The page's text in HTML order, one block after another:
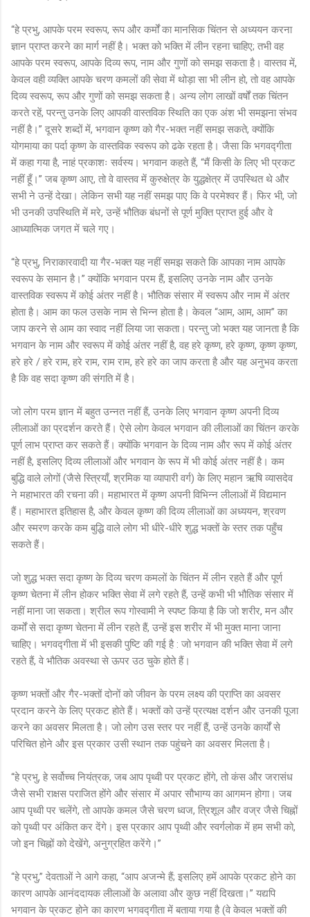
“हे प्रभु, आपके परम स्वरूप, रूप और कर्मों का मानसिक चिंतन से अध्ययन करना
ज्ञान प्राप्त करने का मार्ग नहीं है। भक्त को भक्ति में लीन रहना चाहिए; तभी वह
आपके परम स्वरूप, आपके दिव्य रूप, नाम और गुणों को समझ सकता है। वास्तव में,
केवल वही व्यक्ति आपके चरण कमलों की सेवा में थोड़ा सा भी लीन हो, तो वह आपके
दिव्य स्वरूप, रूप और गुणों को समझ सकता है। अन्य लोग लाखों वर्षों तक चिंतन
करते रहें, परन्तु उनके लिए आपकी वास्तविक स्थिति का एक अंश भी समझना संभव
नहीं है।” दूसरे शब्दों में, भगवान कृष्ण को गैर-भक्त नहीं समझ सकते, क्योंकि
योगमाया का पर्दा कृष्ण के वास्तविक स्वरूप को ढके रहता है। जैसा कि भगवद्गीता
में कहा गया है, नाहं प्रकाशः सर्वस्य। भगवान कहते हैं, “मैं किसी के लिए भी प्रकट
नहीं हूँ।” जब कृष्ण आए, तो वे वास्तव में कुरुक्षेत्र के युद्धक्षेत्र में उपस्थित थे और
सभी ने उन्हें देखा। लेकिन सभी यह नहीं समझ पाए कि वे परमेश्वर हैं। फिर भी, जो
भी उनकी उपस्थिति में मरे, उन्हें भौतिक बंधनों से पूर्ण मुक्ति प्राप्त हुई और वे
आध्यात्मिक जगत में चले गए।
“हे प्रभु, निराकारवादी या गैर-भक्त यह नहीं समझ सकते कि आपका नाम आपके
स्वरूप के समान है।” क्योंकि भगवान परम हैं, इसलिए उनके नाम और उनके
वास्तविक स्वरूप में कोई अंतर नहीं है। भौतिक संसार में स्वरूप और नाम में अंतर
होता है। आम का फल उसके नाम से भिन्न होता है। केवल “आम, आम, आम” का
जाप करने से आम का स्वाद नहीं लिया जा सकता। परन्तु जो भक्त यह जानता है कि
भगवान के नाम और स्वरूप में कोई अंतर नहीं है, वह हरे कृष्ण, हरे कृष्ण, कृष्ण कृष्ण,
हरे हरे / हरे राम, हरे राम, राम राम, हरे हरे का जाप करता है और यह अनुभव करता
है कि वह सदा कृष्ण की संगति में है।
जो लोग परम ज्ञान में बहुत उन्नत नहीं हैं, उनके लिए भगवान कृष्ण अपनी दिव्य
लीलाओं का प्रदर्शन करते हैं। ऐसे लोग केवल भगवान की लीलाओं का चिंतन करके
पूर्ण लाभ प्राप्त कर सकते हैं। क्योंकि भगवान के दिव्य नाम और रूप में कोई अंतर
नहीं है, इसलिए दिव्य लीलाओं और भगवान के रूप में भी कोई अंतर नहीं है। कम
बुद्धि वाले लोगों (जैसे स्त्रियाँ, श्रमिक या व्यापारी वर्ग) के लिए महान ऋषि व्यासदेव
ने महाभारत की रचना की। महाभारत में कृष्ण अपनी विभिन्न लीलाओं में विद्यमान
हैं। महाभारत इतिहास है, और केवल कृष्ण की दिव्य लीलाओं का अध्ययन, श्रवण
और स्मरण करके कम बुद्धि वाले लोग भी धीरे-धीरे शुद्ध भक्तों के स्तर तक पहुँच
सकते हैं।
जो शुद्ध भक्त सदा कृष्ण के दिव्य चरण कमलों के चिंतन में लीन रहते हैं और पूर्ण
कृष्ण चेतना में लीन होकर भक्ति सेवा में लगे रहते हैं, उन्हें कभी भी भौतिक संसार में
नहीं माना जा सकता। श्रील रूप गोस्वामी ने स्पष्ट किया है कि जो शरीर, मन और
कर्मों से सदा कृष्ण चेतना में लीन रहते हैं, उन्हें इस शरीर में भी मुक्त माना जाना
चाहिए। भगवद्गीता में भी इसकी पुष्टि की गई है : जो भगवान की भक्ति सेवा में लगे
रहते हैं, वे भौतिक अवस्था से ऊपर उठ चुके होते हैं।
कृष्ण भक्तों और गैर-भक्तों दोनों को जीवन के परम लक्ष्य की प्राप्ति का अवसर
प्रदान करने के लिए प्रकट होते हैं। भक्तों को उन्हें प्रत्यक्ष दर्शन और उनकी पूजा
करने का अवसर मिलता है। जो लोग उस स्तर पर नहीं हैं, उन्हें उनके कार्यों से
परिचित होने और इस प्रकार उसी स्थान तक पहुंचने का अवसर मिलता है।
“हे प्रभु, हे सर्वोच्च नियंत्रक, जब आप पृथ्वी पर प्रकट होंगे, तो कंस और जरासंध
जैसे सभी राक्षस पराजित होंगे और संसार में अपार सौभाग्य का आगमन होगा। जब
आप पृथ्वी पर चलेंगे, तो आपके कमल जैसे चरण ध्वज, त्रिशूल और वज्र जैसे चिह्नों
को पृथ्वी पर अंकित कर देंगे। इस प्रकार आप पृथ्वी और स्वर्गलोक में हम सभी को,
जो इन चिह्नों को देखेंगे, अनुग्रहित करेंगे।”
“हे प्रभु,” देवताओं ने आगे कहा, “आप अजन्मे हैं; इसलिए हमें आपके प्रकट होने का
कारण आपके आनंददायक लीलाओं के अलावा और कुछ नहीं दिखता।” यद्यपि
भगवान के प्रकट होने का कारण भगवद्गीता में बताया गया है (वे केवल भक्तों की